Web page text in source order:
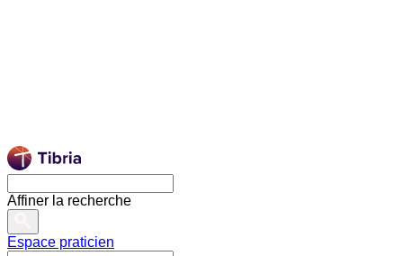
Affiner la recherche
Espace praticien